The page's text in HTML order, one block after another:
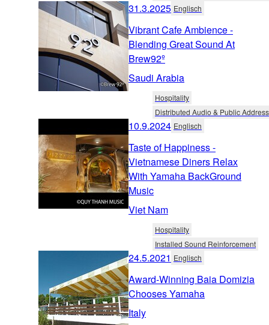
31.3.2025 Englisch
Vibrant Cafe Ambience -
Blending Great Sound At
Brew92º
Saudi Arabia
Hospitality
Distributed Audio & Public Address
10.9.2024 Englisch
Taste of Happiness -
Vietnamese Diners Relax
With Yamaha BackGround
Music
Viet Nam
Hospitality
Installed Sound Reinforcement
24.5.2021 Englisch
Award-Winning Baia Domizia
Chooses Yamaha
Italy